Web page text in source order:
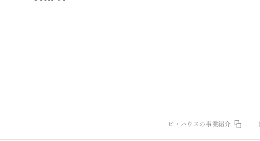
ビ・ハウスの事業紹介